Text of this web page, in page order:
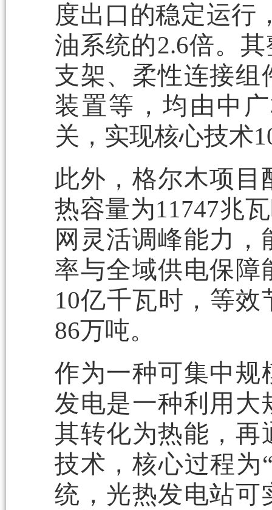
度出口的稳定运行
油系统的2.6倍。
支架、柔性连接组
装置等，均由中
关，实现核心技术
此外，格尔木项目
热容量为11747兆
网灵活调峰能力
率与全域供电保障
10亿千瓦时，等
86万吨。
作为一种可集中规
发电是一种利用大
其转化为热能，再
技术，核心过程
统，光热发电站可